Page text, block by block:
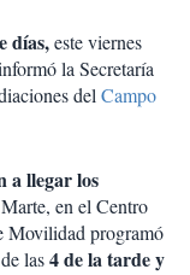
días,este viernes
la Secretaría
delCampo
a llegar los
en el Centro
Movilidad programó
las4 de la tarde y